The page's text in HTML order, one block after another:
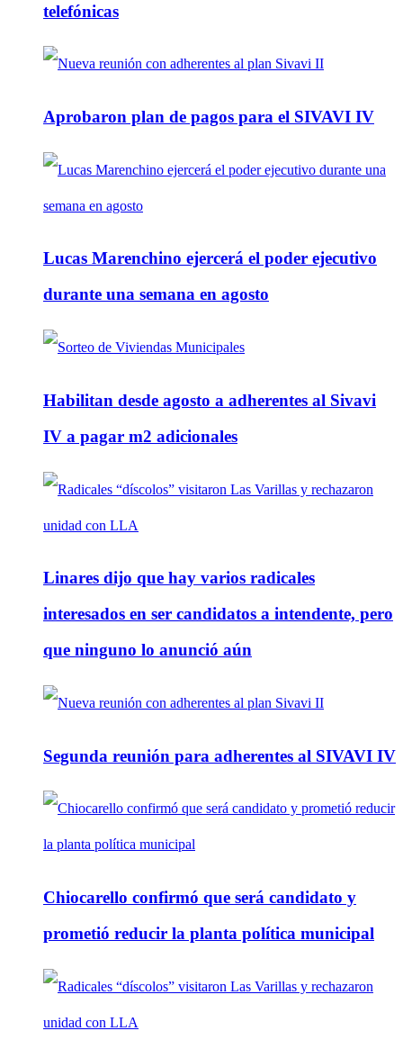
telefónicas
Aprobaron plan de pagos para el SIVAVI IV
Lucas Marenchino ejercerá el poder ejecutivo
durante una semana en agosto
Habilitan desde agosto a adherentes al Sivavi
IV a pagar m2 adicionales
Linares dijo que hay varios radicales
interesados en ser candidatos a intendente, pero
que ninguno lo anunció aún
Segunda reunión para adherentes al SIVAVI IV
Chiocarello confirmó que será candidato y
prometió reducir la planta política municipal